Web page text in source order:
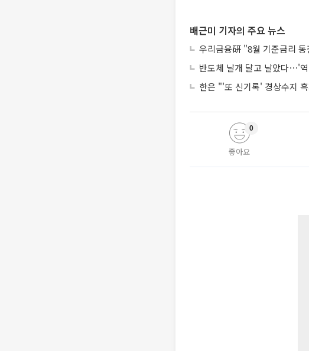
배근미 기자의 주요 뉴스
우리금융硏 "8월 기준금리
반도체 날개 달고 날았다⋯'
한은 "'또 신기록' 경상수지
좋아요
0